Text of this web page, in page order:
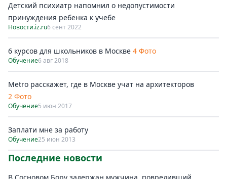
Детский психиатр напомнил о недопустимости
принуждения ребенка к учебе
Новости.iz.ru6 сент 2022
6 курсов для школьников в Москве 4 Фото
Обучение6 авг 2018
Metro расскажет, где в Москве учат на архитекторов
2 Фото
Обучение5 июн 2017
Заплати мне за работу
Обучение25 июн 2013
Последние новости